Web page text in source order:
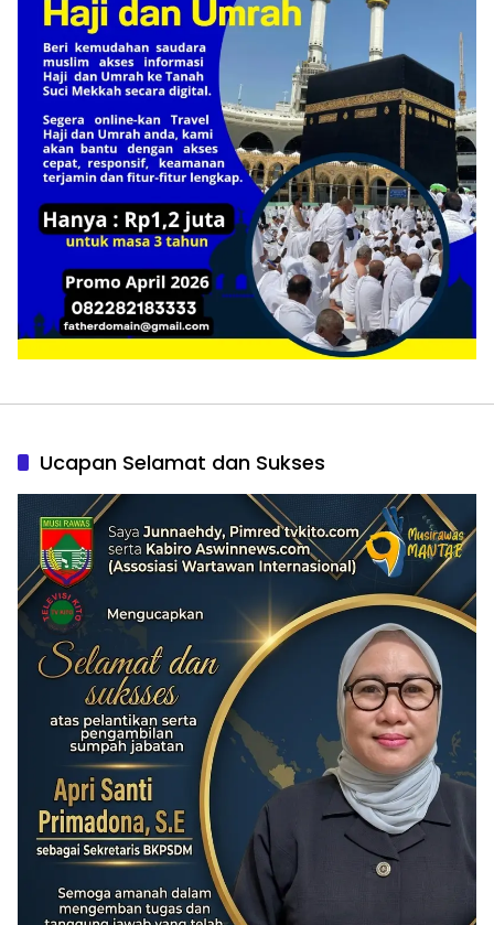
Ucapan Selamat dan Sukses